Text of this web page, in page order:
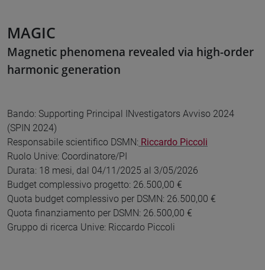
MAGIC
Magnetic phenomena revealed via high-order
harmonic generation
Bando: Supporting Principal INvestigators Avviso 2024
(SPIN 2024)
Responsabile scientifico DSMN: Riccardo Piccoli
Ruolo Unive: Coordinatore/PI
Durata: 18 mesi, dal 04/11/2025 al 3/05/2026
Budget complessivo progetto: 26.500,00 €
Quota budget complessivo per DSMN: 26.500,00 €
Quota finanziamento per DSMN: 26.500,00 €
Gruppo di ricerca Unive: Riccardo Piccoli